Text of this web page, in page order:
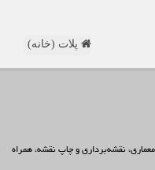
پلات (خانه)
نقشه‌برداری و چاپ نقشه، همراه